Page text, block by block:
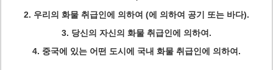
2. 우리의 화물 취급인에 의하여 (에 의하여 공기 또는 바다).
3. 당신의 자신의 화물 취급인에 의하여.
4. 중국에 있는 어떤 도시에 국내 화물 취급인에 의하여.